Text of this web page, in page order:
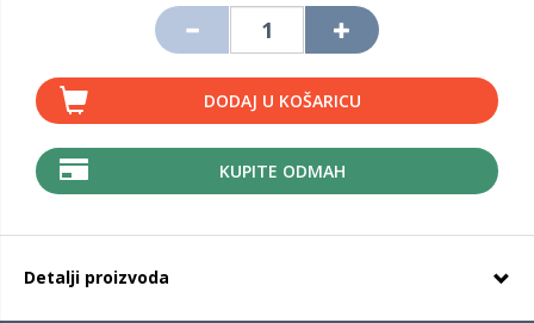
DODAJ U KOŠARICU
KUPITE ODMAH
Detalji proizvoda